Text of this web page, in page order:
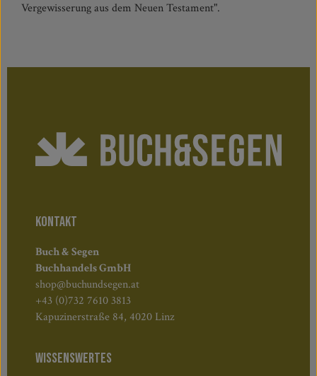
Vergewisserung aus dem Neuen Testament".
KONTAKT
Buch & Segen
Buchhandels GmbH
shop@buchundsegen.at
+43 (0)732 7610 3813
Kapuzinerstraße 84, 4020 Linz
WISSENSWERTES